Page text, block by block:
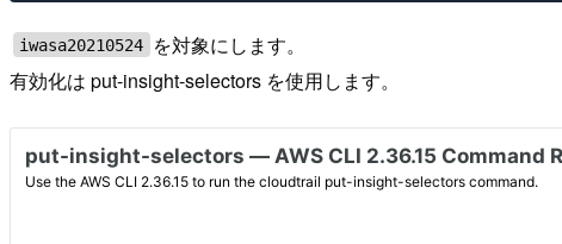
iwasa20210524
を対象にします。
有効化は put-insight-selectors を使用します。